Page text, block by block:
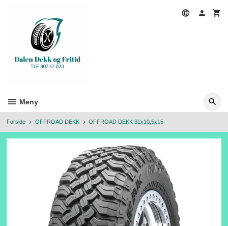
Meny
Forside OFFROAD DEKK OFFROAD DEKK 31x10,5x15